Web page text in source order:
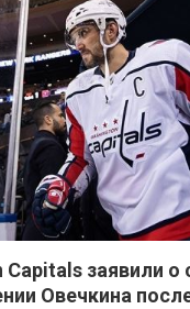
Capitals заявили о
Овечкина